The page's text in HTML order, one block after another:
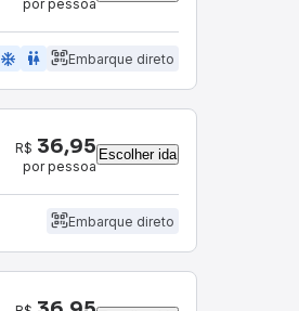
por pessoa
ac_unit wc Embarque direto
R$ 36,95
por pessoa
Escolher ida
Embarque direto